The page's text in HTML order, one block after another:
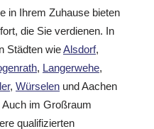
in Ihrem Zuhause bieten
die Sie verdienen. In
Städten wieAlsdorf,
, Langerwehe,
, Würselen und Aachen
im Großraum
qualifizierten